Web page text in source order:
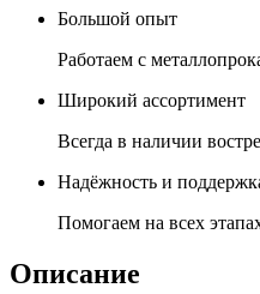
Большой опыт
Работаем с
Широкий ассортимент
Всегда в наличии
Надёжность и
Помогаем на всех
Описание